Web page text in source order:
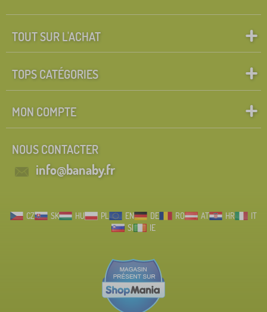
TOUT SUR L'ACHAT
TOPS CATÉGORIES
MON COMPTE
NOUS CONTACTER
info@banaby.fr
CZ SK HU PL EN DE RO AT HR
IT
SI
IE